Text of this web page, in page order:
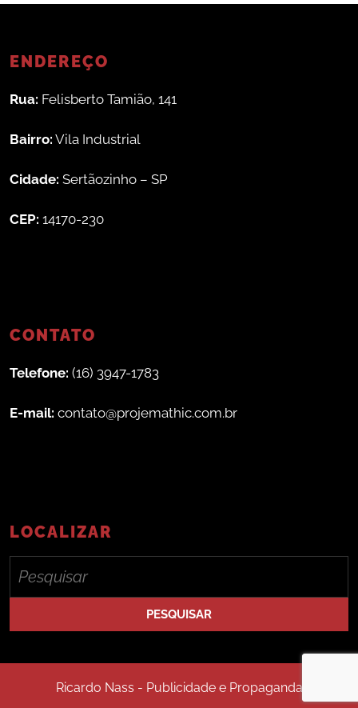
ENDEREÇO
Rua: Felisberto Tamião, 141
Bairro: Vila Industrial
Cidade: Sertãozinho – SP
CEP: 14170-230
CONTATO
Telefone: (16) 3947-1783
E-mail: contato@projemathic.com.br
LOCALIZAR
Ricardo Nass - Publicidade e Propaganda